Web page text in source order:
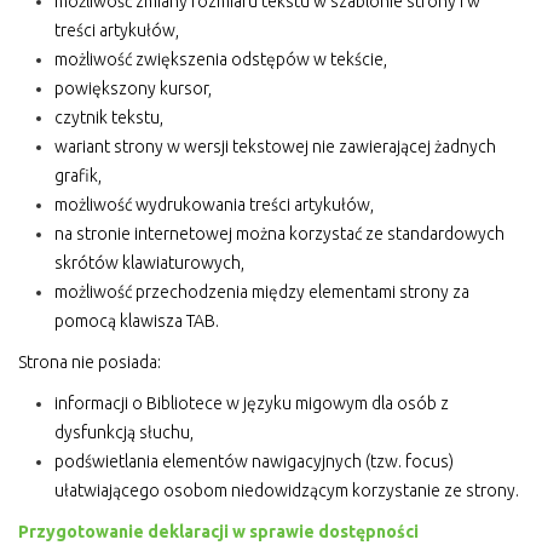
treści artykułów,
możliwość zwiększenia odstępów w tekście,
powiększony kursor,
czytnik tekstu,
wariant strony w wersji tekstowej nie zawierającej żadnych
grafik,
możliwość wydrukowania treści artykułów,
na stronie internetowej można korzystać ze standardowych
skrótów klawiaturowych,
możliwość przechodzenia między elementami strony za
pomocą klawisza TAB.
Strona nie posiada:
informacji o Bibliotece w języku migowym dla osób z
dysfunkcją słuchu,
podświetlania elementów nawigacyjnych (tzw. focus)
ułatwiającego osobom niedowidzącym korzystanie ze strony.
Przygotowanie deklaracji w sprawie dostępności